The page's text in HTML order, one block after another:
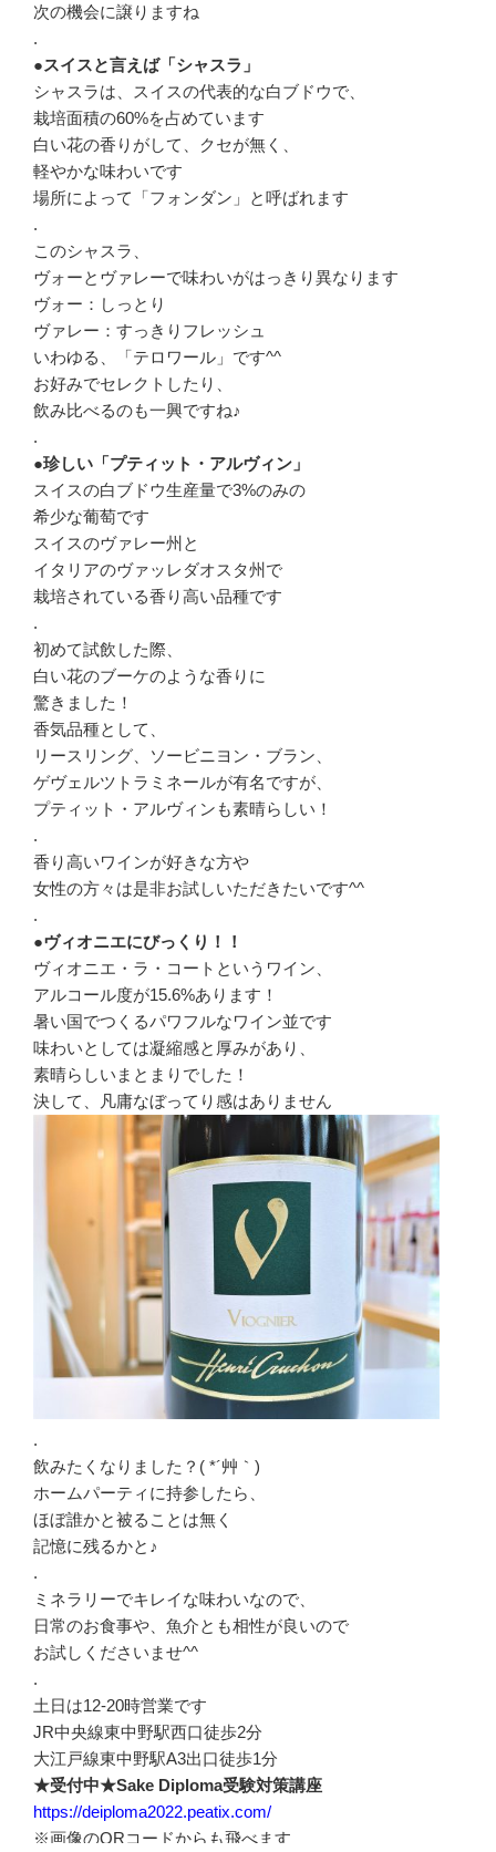
次の機会に譲りますね
.
●スイスと言えば「シャスラ」
シャスラは、スイスの代表的な白ブドウで、
栽培面積の60%を占めています
白い花の香りがして、クセが無く、
軽やかな味わいです
場所によって「フォンダン」と呼ばれます
.
このシャスラ、
ヴォーとヴァレーで味わいがはっきり異なります
ヴォー：しっとり
ヴァレー：すっきりフレッシュ
いわゆる、「テロワール」です^^
お好みでセレクトしたり、
飲み比べるのも一興ですね♪
.
●珍しい「プティット・アルヴィン」
スイスの白ブドウ生産量で3%のみの
希少な葡萄です
スイスのヴァレー州と
イタリアのヴァッレダオスタ州で
栽培されている香り高い品種です
.
初めて試飲した際、
白い花のブーケのような香りに
驚きました！
香気品種として、
リースリング、ソービニヨン・ブラン、
ゲヴェルツトラミネールが有名ですが、
プティット・アルヴィンも素晴らしい！
.
香り高いワインが好きな方や
女性の方々は是非お試しいただきたいです^^
.
●ヴィオニエにびっくり！！
ヴィオニエ・ラ・コートというワイン、
アルコール度が15.6%あります！
暑い国でつくるパワフルなワイン並です
味わいとしては凝縮感と厚みがあり、
素晴らしいまとまりでした！
決して、凡庸なぼってり感はありません
.
飲みたくなりました？( *´艸｀)
ホームパーティに持参したら、
ほぼ誰かと被ることは無く
記憶に残るかと♪
.
ミネラリーでキレイな味わいなので、
日常のお食事や、魚介とも相性が良いので
お試しくださいませ^^
.
土日は12-20時営業です
JR中央線東中野駅西口徒歩2分
大江戸線東中野駅A3出口徒歩1分
★受付中★Sake Diploma受験対策講座
https://deiploma2022.peatix.com/
※画像のQRコードからも飛べます